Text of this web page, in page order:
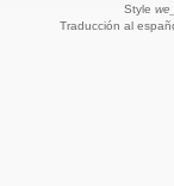
Style
Traducción al